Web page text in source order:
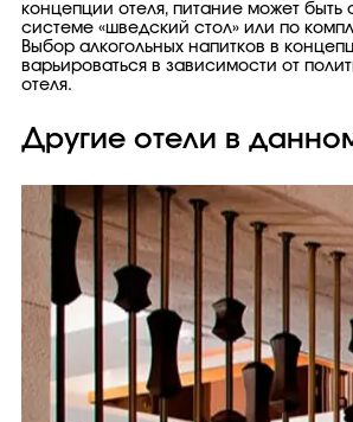
концепции отеля, питание может быть
системе «шведский стол» или по
Выбор алкогольных напитков в
варьироваться в зависимости от
отеля.
Другие отели в